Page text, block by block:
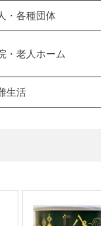
・各種団体
・老人ホーム
生活